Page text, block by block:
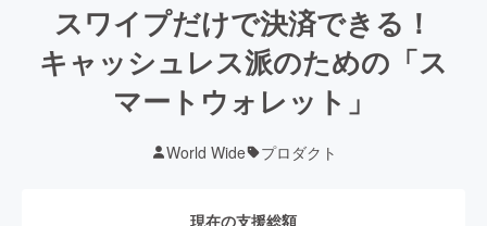
スワイプだけで決済できる！
キャッシュレス派のための「ス
マートウォレット」
World Wide プロダクト
現在の支援総額